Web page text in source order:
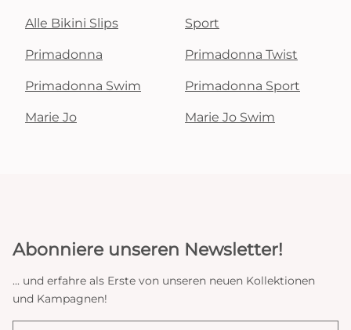
Alle Bikini Slips Sport
Primadonna Primadonna Twist
Primadonna Swim Primadonna Sport
Marie Jo Marie Jo Swim
Abonniere unseren Newsletter!
... und erfahre als Erste von unseren neuen Kollektionen
und Kampagnen!